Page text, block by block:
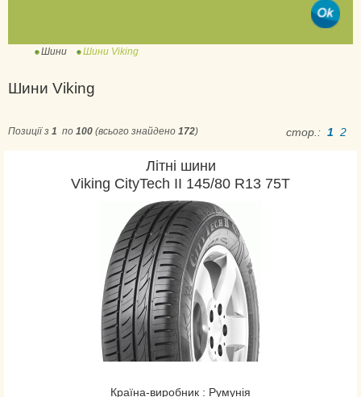
Шини Шини Viking
Шини Viking
Позиції з 1 по 100 (всього знайдено 172) стор.: 1 2
Літні шини
Viking CityTech II 145/80 R13 75T
Країна-виробник : Румунія